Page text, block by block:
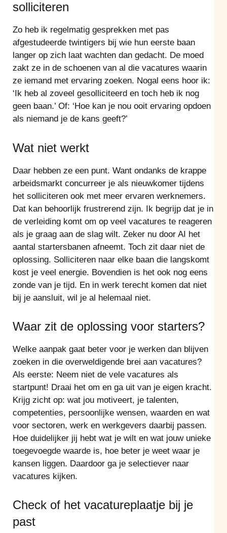
solliciteren
Zo heb ik regelmatig gesprekken met pas
afgestudeerde twintigers bij wie hun eerste baan
langer op zich laat wachten dan gedacht. De moed
zakt ze in de schoenen van al die vacatures waarin
ze iemand met ervaring zoeken. Nogal eens hoor ik:
‘Ik heb al zoveel gesolliciteerd en toch heb ik nog
geen baan.’ Of: ‘Hoe kan je nou ooit ervaring opdoen
als niemand je de kans geeft?’
Wat niet werkt
Daar hebben ze een punt. Want ondanks de krappe
arbeidsmarkt concurreer je als nieuwkomer tijdens
het solliciteren ook met meer ervaren werknemers.
Dat kan behoorlijk frustrerend zijn. Ik begrijp dat je in
de verleiding komt om op veel vacatures te reageren
als je graag aan de slag wilt. Zeker nu door AI het
aantal startersbanen afneemt. Toch zit daar niet de
oplossing. Solliciteren naar elke baan die langskomt
kost je veel energie. Bovendien is het ook nog eens
zonde van je tijd. En in werk terecht komen dat niet
bij je aansluit, wil je al helemaal niet.
Waar zit de oplossing voor starters?
Welke aanpak gaat beter voor je werken dan blijven
zoeken in die overweldigende brei aan vacatures?
Als eerste: Neem niet de vele vacatures als
startpunt! Draai het om en ga uit van je eigen kracht.
Krijg zicht op: wat jou motiveert, je talenten,
competenties, persoonlijke wensen, waarden en wat
voor sectoren, werk en werkgevers daarbij passen.
Hoe duidelijker jij hebt wat je wilt en wat jouw unieke
toegevoegde waarde is, hoe beter je weet waar je
kansen liggen. Daardoor ga je selectiever naar
vacatures kijken.
Check of het vacatureplaatje bij je
past